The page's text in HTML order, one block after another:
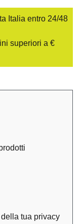
Italia entro 24/48
superiori a €
tua privacy